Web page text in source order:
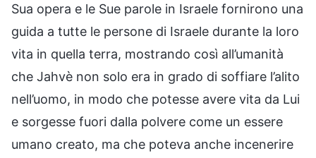
Sua opera e le Sue parole in Israele fornirono una
guida a tutte le persone di Israele durante la loro
vita in quella terra, mostrando così all’umanità
che Jahvè non solo era in grado di soffiare l’alito
nell’uomo, in modo che potesse avere vita da Lui
e sorgesse fuori dalla polvere come un essere
umano creato, ma che poteva anche incenerire